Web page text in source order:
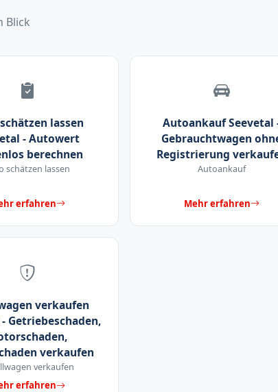
Blick
lassen
- Autowert
berechnen
schätzen lassen
erfahren
Autoankauf Seevetal
Gebrauchtwagen
Registrierung
Autoankauf
Mehr erfahren
verkaufen
Getriebeschaden,
verkaufen
verkaufen
erfahren